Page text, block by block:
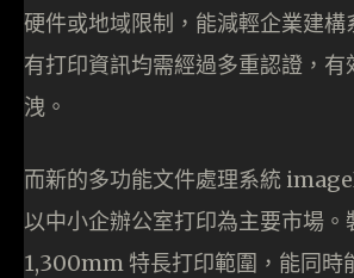
硬件或地域限制，能減輕企業建構
有打印資訊均需經過多重認證，有
洩。
而新的多功能文件處理系統
以中小企辦公室打印為主要市場。
1,300mm 特長打印範圍，能同時